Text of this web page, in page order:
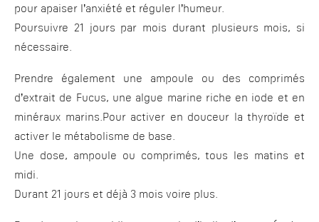
pour apaiser l’anxiété et réguler l’humeur.
Poursuivre 21 jours par mois durant plusieurs mois, si
nécessaire.
Prendre également une ampoule ou des comprimés
d’extrait de Fucus, une algue marine riche en iode et en
minéraux marins.Pour activer en douceur la thyroïde et
activer le métabolisme de base.
Une dose, ampoule ou comprimés, tous les matins et
midi.
Durant 21 jours et déjà 3 mois voire plus.